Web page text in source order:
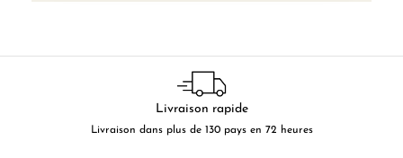
Livraison rapide
Livraison dans plus de 130 pays en 72 heures